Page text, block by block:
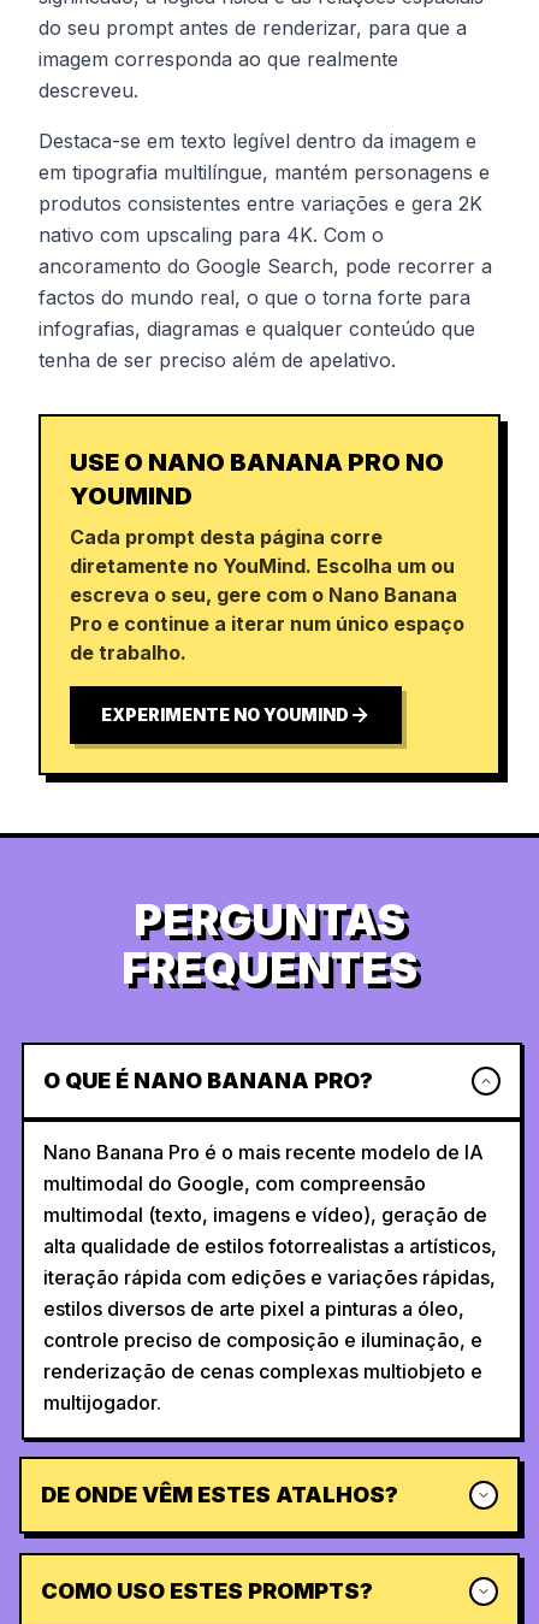
do seu prompt antes de renderizar, para que a
imagem corresponda ao que realmente
descreveu.
Destaca-se em texto legível dentro da imagem e
em tipografia multilíngue, mantém personagens e
produtos consistentes entre variações e gera 2K
nativo com upscaling para 4K. Com o
ancoramento do Google Search, pode recorrer a
factos do mundo real, o que o torna forte para
infografias, diagramas e qualquer conteúdo que
tenha de ser preciso além de apelativo.
USE O NANO BANANA PRO NO
YOUMIND
Cada prompt desta página corre
diretamente no YouMind. Escolha um ou
escreva o seu, gere com o Nano Banana
Pro e continue a iterar num único espaço
de trabalho.
EXPERIMENTE NO YOUMIND
PERGUNTAS
FREQUENTES
O QUE É NANO BANANA PRO?
Nano Banana Pro é o mais recente modelo de IA
multimodal do Google, com compreensão
multimodal (texto, imagens e vídeo), geração de
alta qualidade de estilos fotorrealistas a artísticos,
iteração rápida com edições e variações rápidas,
estilos diversos de arte pixel a pinturas a óleo,
controle preciso de composição e iluminação, e
renderização de cenas complexas multiobjeto e
multijogador.
DE ONDE VÊM ESTES ATALHOS?
COMO USO ESTES PROMPTS?